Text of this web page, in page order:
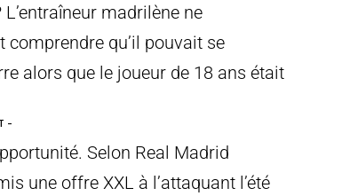
madrilène ne
qu’il pouvait se
alors que le joueur de 18 ans était
-
Selon Real Madrid
une offre XXL à l’attaquant l’été